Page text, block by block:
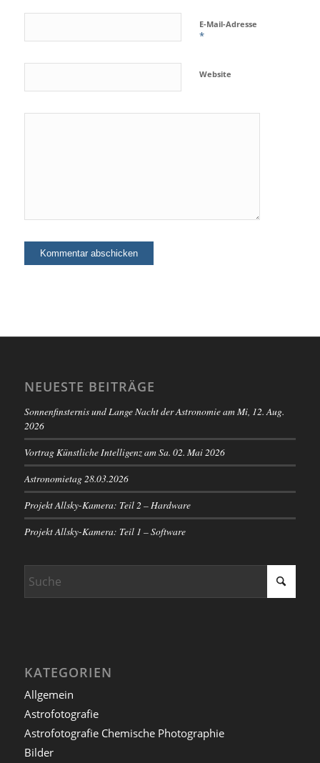
E-Mail-Adresse
*
Website
NEUESTE BEITRÄGE
Sonnenfinsternis und Lange Nacht der Astronomie am Mi, 12. Aug.
2026
Vortrag Künstliche Intelligenz am Sa. 02. Mai 2026
Astronomietag 28.03.2026
Projekt Allsky-Kamera: Teil 2 – Hardware
Projekt Allsky-Kamera: Teil 1 – Software
KATEGORIEN
Allgemein
Astrofotografie
Astrofotografie Chemische Photographie
Bilder